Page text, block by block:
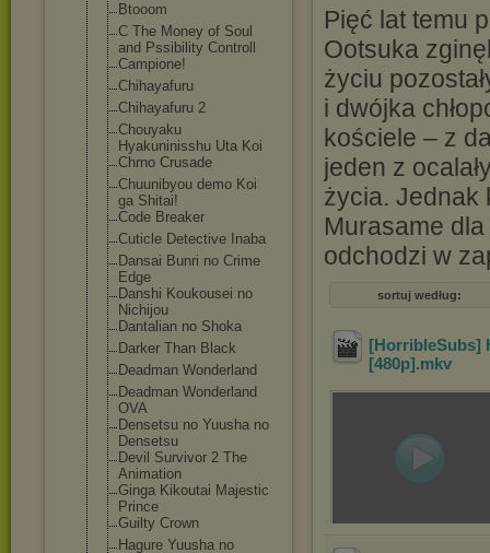
Btooom
C The Money of Soul
and Pssibility Controll
Campione!
Chihayafuru
Chihayafuru 2
Chouyaku
Hyakuninisshu Uta Koi
Chrno Crusade
Chuunibyou demo Koi
ga Shitai!
Code Breaker
Cuticle Detective Inaba
Dansai Bunri no Crime
Edge
Danshi Koukousei no
Nichijou
Dantalian no Shoka
Darker Than Black
Deadman Wonderland
Deadman Wonderland
OVA
Densetsu no Yuusha no
Densetsu
Devil Survivor 2 The
Animation
Ginga Kikoutai Majestic
Prince
Guilty Crown
Hagure Yuusha no
Pięć lat temu
Ootsuka
życiu
i dwójka
kościele – z
jeden z
życia. Jednak
Murasame
odchodzi w
sortuj według:
[HorribleSubs]
[480p] .mkv